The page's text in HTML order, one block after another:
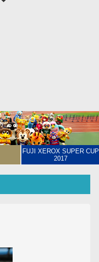
FUJI XEROX SUPER CUP
2017